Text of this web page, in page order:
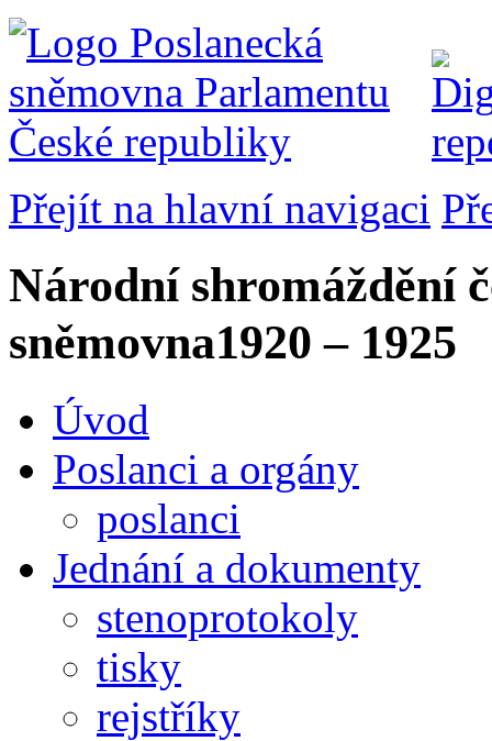
Přejít na hlavní navigaci
Národní shromáždění
sněmovna1920 – 1925
Úvod
Poslanci a orgány
poslanci
Jednání a dokumenty
stenoprotokoly
tisky
rejstříky